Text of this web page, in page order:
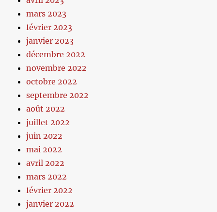
mars 2023
février 2023
janvier 2023
décembre 2022
novembre 2022
octobre 2022
septembre 2022
août 2022
juillet 2022
juin 2022
mai 2022
avril 2022
mars 2022
février 2022
janvier 2022